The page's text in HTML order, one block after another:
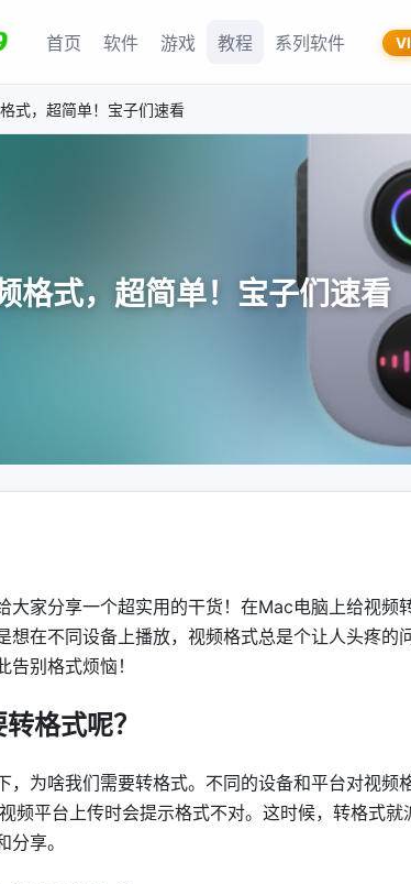
首页 软件 游戏 教程 系列软件
式，超简单！宝子们速看
格式，超简单！宝子们速看
大家分享一个超实用的干货！在Mac电脑上给视频
想在不同设备上播放，视频格式总是个让人头疼的
别格式烦恼！
格式呢？
，为啥我们需要转格式。不同的设备和平台对视频
频平台上传时会提示格式不对。这时候，转格式
享。